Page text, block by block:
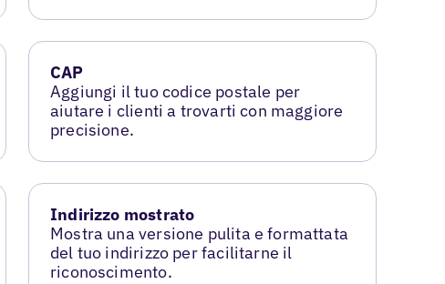
CAP
Aggiungi il tuo codice postale per
aiutare i clienti a trovarti con maggiore
precisione.
Indirizzo mostrato
Mostra una versione pulita e formattata
del tuo indirizzo per facilitarne il
riconoscimento.